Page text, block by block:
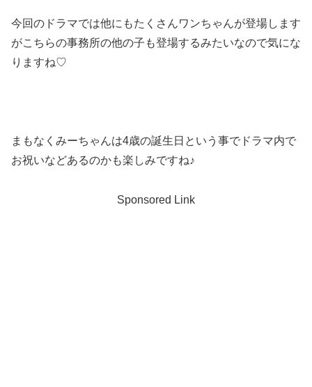
今回のドラマでは他にもたくさんワンちゃんが登場します
がこちらの事務所の他の子も登場するみたいなので気にな
りますね♡
まもなくみーちゃんは4歳の誕生日という事でドラマ内で
お祝いなどあるのかも楽しみですね♪
Sponsored Link